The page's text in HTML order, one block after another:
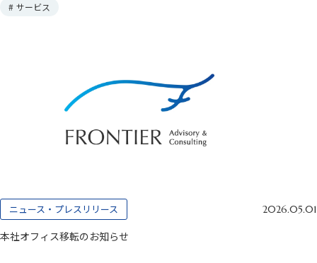
# サービス
ニュース・プレスリリース 2026.05.01
本社オフィス移転のお知らせ